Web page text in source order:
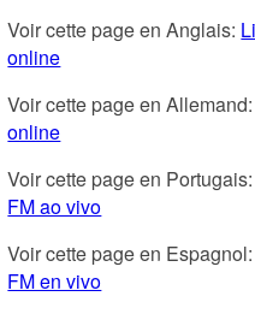
Voir cette page en Anglais:
online
Voir cette page en Allemand:
online
Voir cette page en Portugais:
FM ao vivo
Voir cette page en Espagnol:
FM en vivo